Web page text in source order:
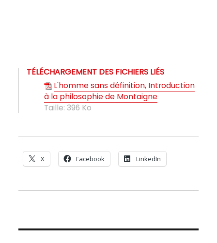
TÉLÉCHARGEMENT DES FICHIERS LIÉS
L'homme sans définition, Introduction
à la philosophie de Montaigne
Taille: 396 Ko
X Facebook LinkedIn